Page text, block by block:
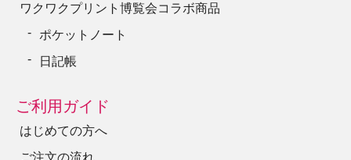
ワクワクプリント博覧会コラボ商品
ポケットノート
日記帳
ご利用ガイド
はじめての方へ
ご注文の流れ